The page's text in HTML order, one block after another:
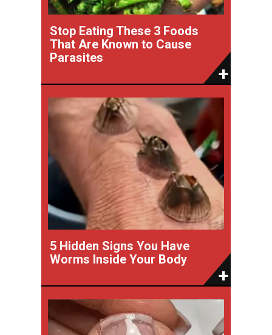
Stop Eating These 3 Foods
That Are Known to Cause
Parasites
5 Hidden Signs You Have
Worms Inside Your Body